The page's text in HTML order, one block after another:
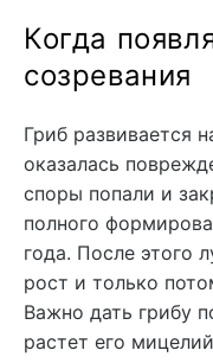
Когда
созревания
Гриб развивается
оказалась
споры попали и
полного
года. После этого
рост и только
Важно дать грибу
растет его